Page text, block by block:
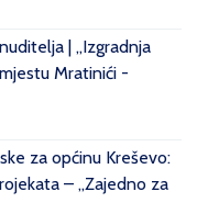
| „Izgradnja
Mratinići -
za općinu Kreševo:
– „Zajedno za